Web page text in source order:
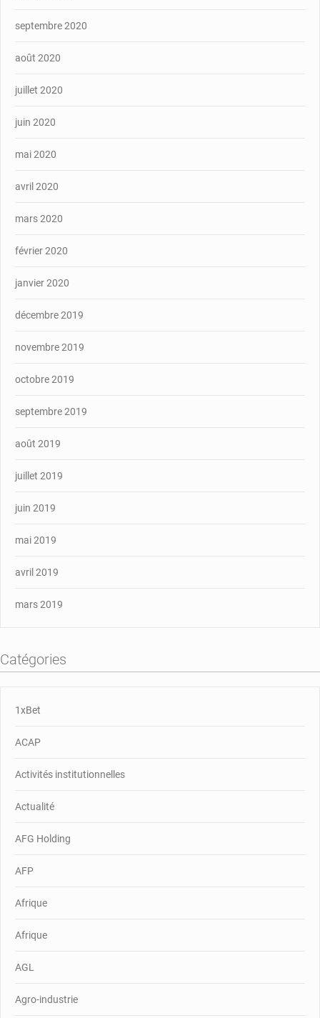
septembre 2020
août 2020
juillet 2020
juin 2020
mai 2020
avril 2020
mars 2020
février 2020
janvier 2020
décembre 2019
novembre 2019
octobre 2019
septembre 2019
août 2019
juillet 2019
juin 2019
mai 2019
avril 2019
mars 2019
Catégories
1xBet
ACAP
Activités institutionnelles
Actualité
AFG Holding
AFP
Afrique
Afrique
AGL
Agro-industrie